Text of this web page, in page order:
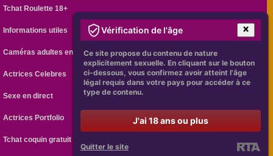
Tchat Roulette 18+
Informations utiles
Caméras adultes en ligne
Actrices Celebres
Sexe en direct
Actrices Portfolio
Tchat coquin gratuit
Vérification de l'âge
Ce site propose du contenu de nature
explicitement sexuelle. En cliquant sur le bouton
ci-dessous, vous confirmez avoir atteint l'âge
légal requis dans votre pays pour accéder à ce
type de contenu.
J'ai 18 ans ou plus
Quitter le site